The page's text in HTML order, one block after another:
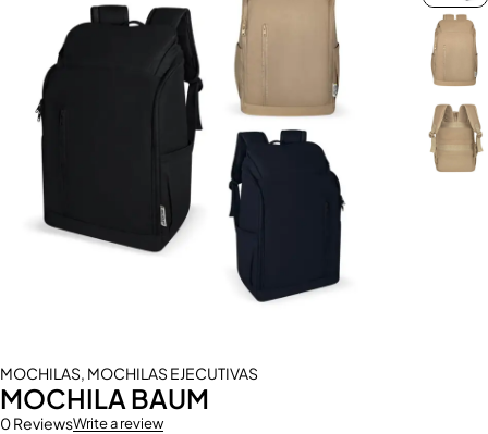
MOCHILAS, MOCHILAS EJECUTIVAS
MOCHILA BAUM
0 ReviewsWrite a review